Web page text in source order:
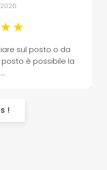
sul posto o da
è possibile la
!